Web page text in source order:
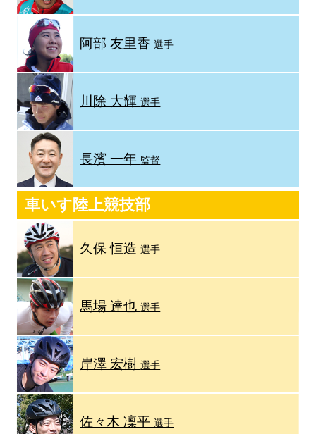
阿部 友里香選手
川除 大輝選手
長濱 一年 監督
車いす陸上競技部
久保 恒造選手
馬場 達也選手
岸澤 宏樹選手
佐々木 凜平選手